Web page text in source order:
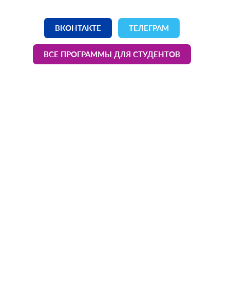
ВКОНТАКТЕ ТЕЛЕГРАМ
ВСЕ ПРОГРАММЫ ДЛЯ СТУДЕНТОВ